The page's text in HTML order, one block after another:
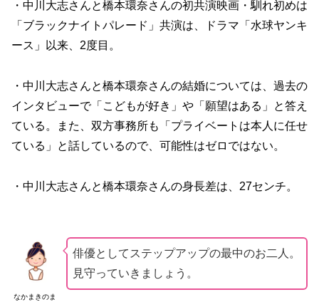
・中川大志さんと橋本環奈さんの初共演映画・馴れ初めは
「ブラックナイトパレード」共演は、ドラマ「水球ヤンキ
ース」以来、2度目。
・中川大志さんと橋本環奈さんの結婚については、過去の
インタビューで「こどもが好き」や「願望はある」と答え
ている。また、双方事務所も「プライベートは本人に任せ
ている」と話しているので、可能性はゼロではない。
・中川大志さんと橋本環奈さんの身長差は、27センチ。
なかまきのま
俳優としてステップアップの最中のお二人。
見守っていきましょう。